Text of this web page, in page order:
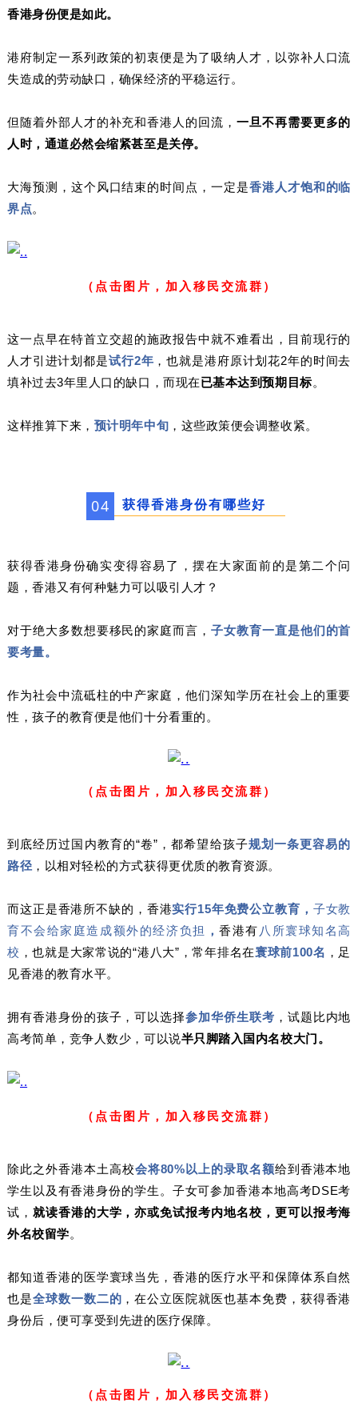
香港身份便是如此。
港府制定一系列政策的初衷便是为了吸纳人才，以弥补人口流
失造成的劳动缺口，确保经济的平稳运行。
但随着外部人才的补充和香港人的回流， 一旦不再需要更多的
人时，通道必然会缩紧甚至是关停。
大海预测，这个风口结束的时间点，一定是香港人才饱和的临
界点。
（点击图片，加入移民交流群）
这一点早在特首立交超的施政报告中就不难看出，目前现行的
人才引进计划都是试行2年 ，也就是港府原计划花2年的时间去
填补过去3年里人口的缺口，而现在已基本达到预期目标。
这样推算下来， 预计明年中旬 ，这些政策便会调整收紧。
04 获得香港身份有哪些好
获得香港身份确实变得容易了，摆在大家面前的是第二个问
题，香港又有何种魅力可以吸引人才？
对于绝大多数想要移民的家庭而言，子女教育一直是他们的首
要考量。
作为社会中流砥柱的中产家庭，他们深知学历在社会上的重要
性，孩子的教育便是他们十分看重的。
（点击图片，加入移民交流群）
到底经历过国内教育的“卷”，都希望给孩子规划一条更容易的
路径 ，以相对轻松的方式获得更优质的教育资源。
而这正是香港所不缺的，香港实行15年免费公立教育， 子女教
育不会给家庭造成额外的经济负担 ，香港有 八所寰球知名高
校 ，也就是大家常说的“港八大”，常年排名在寰球前100名 ，足
见香港的教育水平。
拥有香港身份的孩子，可以选择参加华侨生联考 ，试题比内地
高考简单，竞争人数少，可以说半只脚踏入国内名校大门。
（点击图片，加入移民交流群）
除此之外香港本土高校会将80%以上的录取名额给到香港本地
学生以及有香港身份的学生。子女可参加香港本地高考DSE考
试， 就读香港的大学，亦或免试报考内地名校，更可以报考海
外名校留学。
都知道香港的医学寰球当先，香港的医疗水平和保障体系自然
也是全球数一数二的 ，在公立医院就医也基本免费，获得香港
身份后，便可享受到先进的医疗保障。
（点击图片，加入移民交流群）